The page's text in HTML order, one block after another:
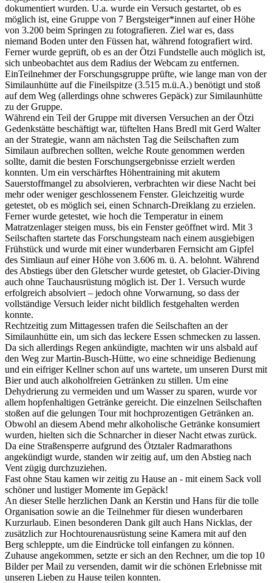
dokumentiert wurden. U.a. wurde ein Versuch gestartet, ob es
möglich ist, eine Gruppe von 7 Bergsteiger*innen auf einer Höhe
von 3.200 beim Springen zu fotografieren. Ziel war es, dass
niemand Boden unter den Füssen hat, während fotografiert wird.
Ferner wurde geprüft, ob es an der Ötzi Fundstelle auch möglich ist,
sich unbeobachtet aus dem Radius der Webcam zu entfernen.
EinTeilnehmer der Forschungsgruppe prüfte, wie lange man von der
Similaunhütte auf die Fineilspitze (3.515 m.ü.A.) benötigt und stoß
auf dem Weg (allerdings ohne schweres Gepäck) zur Similaunhütte
zu der Gruppe.
Während ein Teil der Gruppe mit diversen Versuchen an der Ötzi
Gedenkstätte beschäftigt war, tüftelten Hans Bredl mit Gerd Walter
an der Strategie, wann am nächsten Tag die Seilschaften zum
Similaun aufbrechen sollten, welche Route genommen werden
sollte, damit die besten Forschungsergebnisse erzielt werden
konnten. Um ein verschärftes Höhentraining mit akutem
Sauerstoffmangel zu absolvieren, verbrachten wir diese Nacht bei
mehr oder weniger geschlossenem Fenster. Gleichzeitig wurde
getestet, ob es möglich sei, einen Schnarch-Dreiklang zu erzielen.
Ferner wurde getestet, wie hoch die Temperatur in einem
Matratzenlager steigen muss, bis ein Fenster geöffnet wird. Mit 3
Seilschaften startete das Forschungsteam nach einem ausgiebigen
Frühstück und wurde mit einer wunderbaren Fernsicht am Gipfel
des Simliaun auf einer Höhe von 3.606 m. ü. A. belohnt. Während
des Abstiegs über den Gletscher wurde getestet, ob Glacier-Diving
auch ohne Tauchausrüstung möglich ist. Der 1. Versuch wurde
erfolgreich absolviert – jedoch ohne Vorwarnung, so dass der
vollständige Versuch leider nicht bildlich festgehalten werden
konnte.
Rechtzeitig zum Mittagessen trafen die Seilschaften an der
Similaunhütte ein, um sich das leckere Essen schmecken zu lassen.
Da sich allerdings Regen ankündigte, machten wir uns alsbald auf
den Weg zur Martin-Busch-Hütte, wo eine schneidige Bedienung
und ein eifriger Kellner schon auf uns wartete, um unseren Durst mit
Bier und auch alkoholfreien Getränken zu stillen. Um eine
Dehydrierung zu vermeiden und um Wasser zu sparen, wurde vor
allem hopfenhaltigen Getränke gereicht. Die einzelnen Seilschaften
stoßen auf die gelungen Tour mit hochprozentigen Getränken an.
Obwohl an diesem Abend mehr alkoholische Getränke konsumiert
wurden, hielten sich die Schnarcher in dieser Nacht etwas zurück.
Da eine Straßensperre aufgrund des Ötztaler Radmarathons
angekündigt wurde, standen wir zeitig auf, um den Abstieg nach
Vent zügig durchzuziehen.
Fast ohne Stau kamen wir zeitig zu Hause an - mit einem Sack voll
schöner und lustiger Momente im Gepäck!
An dieser Stelle herzlichen Dank an Kerstin und Hans für die tolle
Organisation sowie an die Teilnehmer für diesen wunderbaren
Kurzurlaub. Einen besonderen Dank gilt auch Hans Nicklas, der
zusätzlich zur Hochtourenausrüstung seine Kamera mit auf den
Berg schleppte, um die Eindrücke toll einfangen zu können.
Zuhause angekommen, setzte er sich an den Rechner, um die top 10
Bilder per Mail zu versenden, damit wir die schönen Erlebnisse mit
unseren Lieben zu Hause teilen konnten.